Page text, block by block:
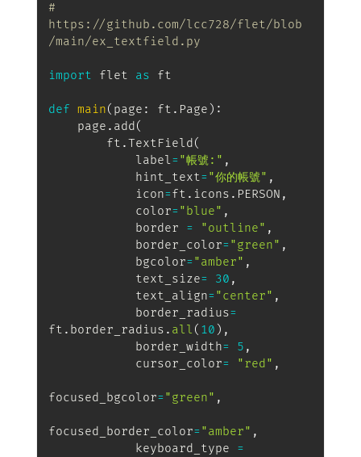
#
https://github.com/lcc728/flet/blob
/main/ex_textfield.py
import flet as ft
def main( page : ft . Page ) :
    page
. add (
        ft
.TextField (
            label
= "帳號:" ,
            hint_text
= "你的帳號" ,
            icon
=ft . icons . PERSON ,
            color
= "blue" ,
            border
= "outline" ,
            border_color
= "green" ,
            bgcolor
= "amber" ,
            text_size
= 30 ,
            text_align
= "center" ,
            border_radius
=
ft . border_radius . all( 10 ) ,
            border_width
= 5 ,
            cursor_color
= "red" ,
focused_bgcolor= "green" ,
focused_border_color= "amber" ,
            keyboard_type
=